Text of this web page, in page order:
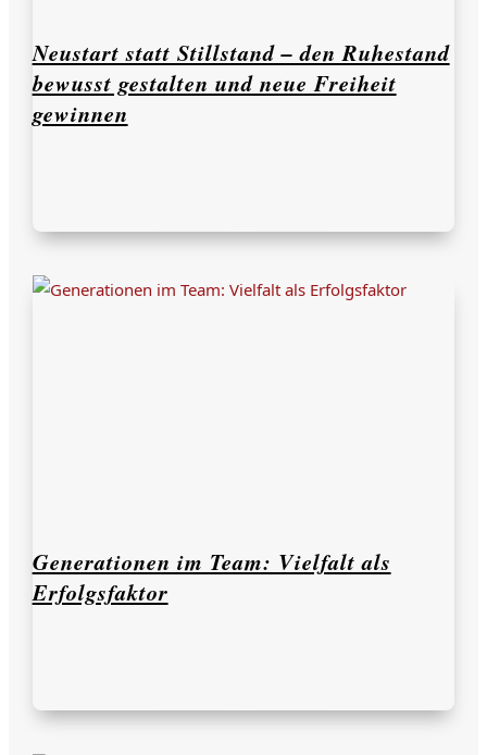
Neustart statt Stillstand – den Ruhestand
bewusst gestalten und neue Freiheit
gewinnen
Generationen im Team: Vielfalt als
Erfolgsfaktor